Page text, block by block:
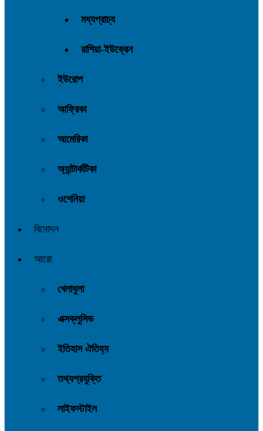
মধ্যপ্রাচ্য
রাশিয়া-ইউক্রেন
ইউরোপ
আফ্রিকা
আমেরিকা
অ্যান্টার্কটিকা
ওশেনিয়া
বিনোদন
আরো
খেলাধুলা
এক্সক্লুসিভ
ইতিহাস ঐতিহ্য
তথ্যপ্রযুক্তি
লাইফস্টাইল